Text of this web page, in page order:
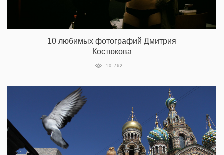
10 любимых фотографий Дмитрия
Костюкова
10 762